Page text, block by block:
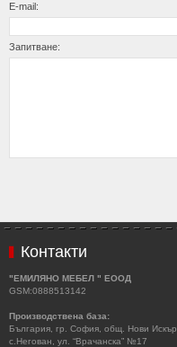
E-mail:
Запитване:
Контакти
"ЕМИЛЯНО МЕБЕЛ " ЕООД
GSM:0888513142
Производствена база:
България, гр. София, общ. Нови Искър,
с.Негован, ул. “Врачанска” №17